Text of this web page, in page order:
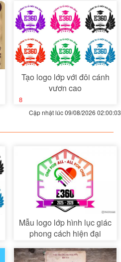
Tạo logo lớp với đôi cánh
vươn cao
8
Cập nhật lúc 09/08/2026 02:00:03
Mẫu logo lớp hình lục giác
phong cách hiện đại